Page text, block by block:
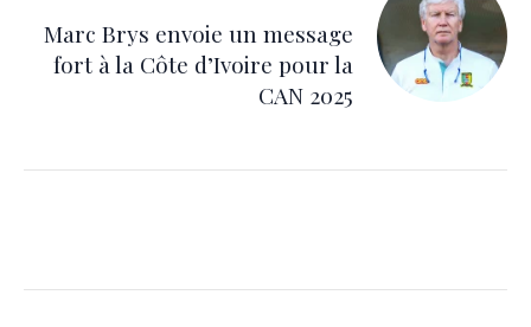
Marc Brys envoie un message
fort à la Côte d’Ivoire pour la
CAN 2025